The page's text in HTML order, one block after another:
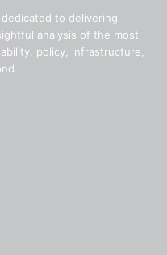
to delivering
analysis of the most
policy, infrastructure,